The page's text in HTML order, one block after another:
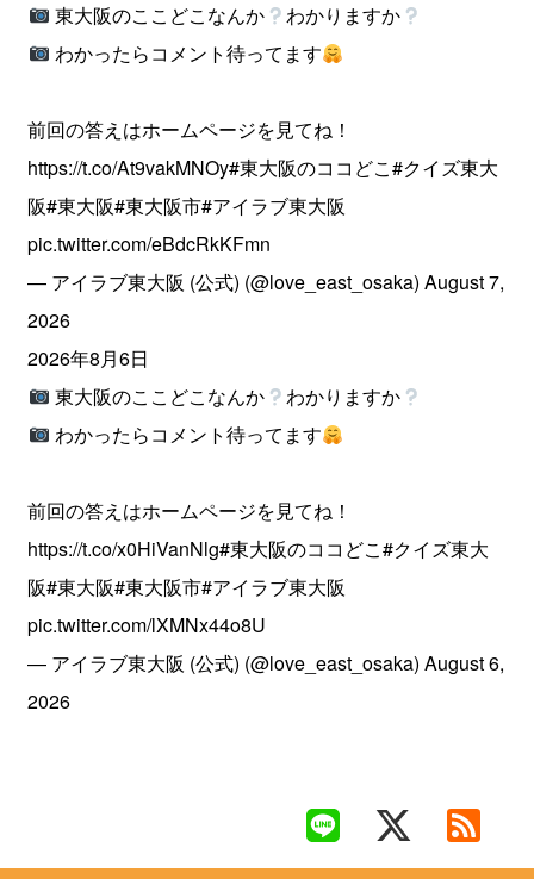
東大阪のここどこなんか
わかりますか
わかったらコメント待ってます
前回の答えはホームページを見てね！
https://t.co/At9vakMNOy#東大阪のココどこ#クイズ東大
阪#東大阪#東大阪市#アイラブ東大阪
pic.twitter.com/eBdcRkKFmn
— アイラブ東大阪 (公式) (@love_east_osaka)August 7,
2026
2026年8月6日
東大阪のここどこなんか
わかりますか
わかったらコメント待ってます
前回の答えはホームページを見てね！
https://t.co/x0HiVanNlg#東大阪のココどこ#クイズ東大
阪#東大阪#東大阪市#アイラブ東大阪
pic.twitter.com/lXMNx44o8U
— アイラブ東大阪 (公式) (@love_east_osaka)August 6,
2026